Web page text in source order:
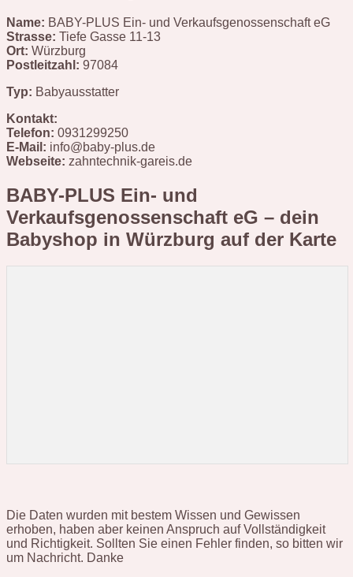
Name: BABY-PLUS Ein- und Verkaufsgenossenschaft eG
Strasse: Tiefe Gasse 11-13
Ort: Würzburg
Postleitzahl: 97084
Typ: Babyausstatter
Kontakt:
Telefon: 0931299250
E-Mail: info@baby-plus.de
Webseite: zahntechnik-gareis.de
BABY-PLUS Ein- und
Verkaufsgenossenschaft eG – dein
Babyshop in Würzburg auf der Karte
Die Daten wurden mit bestem Wissen und Gewissen
erhoben, haben aber keinen Anspruch auf Vollständigkeit
und Richtigkeit. Sollten Sie einen Fehler finden, so bitten wir
um Nachricht. Danke